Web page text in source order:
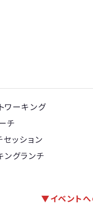
ーキング
チ
ッション
グランチ
▼イベントへ